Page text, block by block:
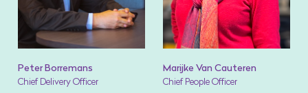
Peter Borremans
Chief Delivery Officer
Marijke Van Cauteren
Chief People Officer